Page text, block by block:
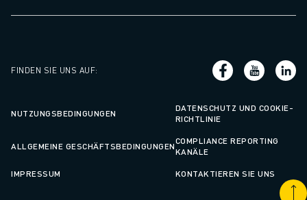
FINDEN SIE UNS AUF:
NUTZUNGSBEDINGUNGEN
DATENSCHUTZ UND COOKIE-
RICHTLINIE
ALLGEMEINE GESCHÄFTSBEDINGUNGEN
COMPLIANCE REPORTING
KANÄLE
IMPRESSUM KONTAKTIEREN SIE UNS